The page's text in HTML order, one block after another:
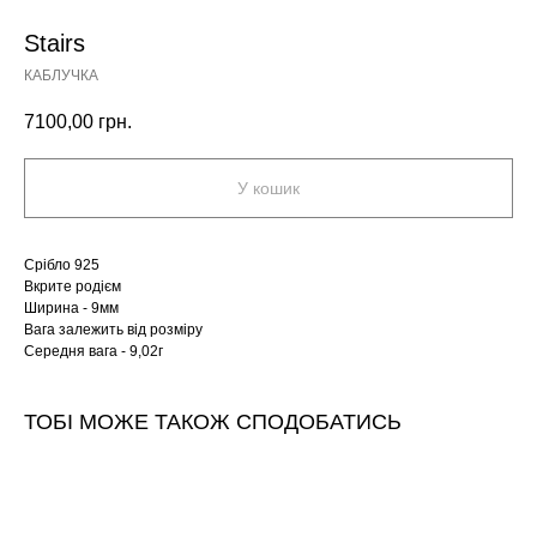
Stairs
КАБЛУЧКА
7100,00 грн.
У кошик
Срібло 925
Вкрите родієм
Ширина - 9мм
Вага залежить від розміру
Середня вага - 9,02г
ТОБІ МОЖЕ ТАКОЖ СПОДОБАТИСЬ